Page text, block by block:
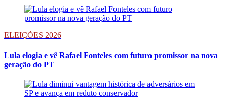
ELEIÇÕES 2026
Lula elogia e vê Rafael Fonteles com futuro promissor na nova
geração do PT